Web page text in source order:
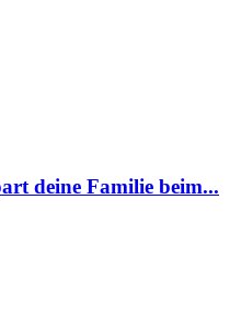
deine Familie beim...